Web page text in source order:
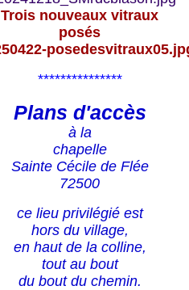
Trois nouveaux vitraux
posés
***************
Plans d'accès
à la
chapelle
Sainte Cécile de Flée
72500
ce lieu privilégié est
hors du village,
en haut de la colline,
tout au bout
du bout du chemin.